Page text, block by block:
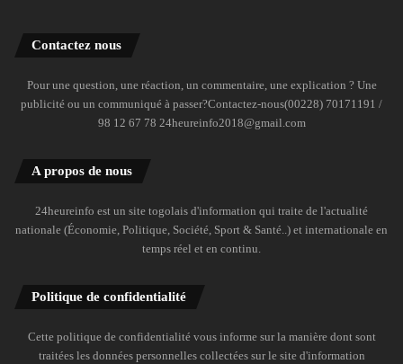
Contactez nous
Pour une question, une réaction, un commentaire, une explication ? Une
publicité ou un communiqué à passer?Contactez-nous(00228) 70171191 /
98 12 67 78 24heureinfo2018@gmail.com
A propos de nous
24heureinfo est un site togolais d'information qui traite de l'actualité
nationale (Économie, Politique, Société, Sport & Santé..) et internationale en
temps réel et en continu.
Politique de confidentialité
Cette politique de confidentialité vous informe sur la manière dont sont
traitées les données personnelles collectées sur le site d'information